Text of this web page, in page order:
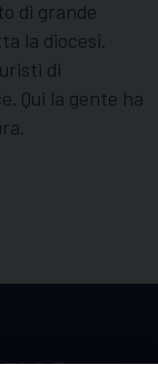
di grande
la diocesi.
di
Qui la gente ha